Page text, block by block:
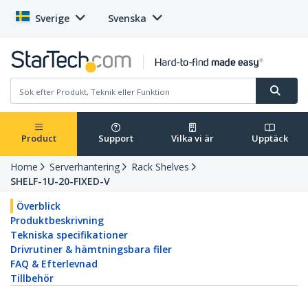
Sverige Svenska
Product Support Vilka vi är Upptäck
Home Serverhantering
Rack Shelves
SHELF-1U-20-FIXED-V
Överblick
Produktbeskrivning
Tekniska specifikationer
Drivrutiner & hämtningsbara filer
FAQ & Efterlevnad
Tillbehör